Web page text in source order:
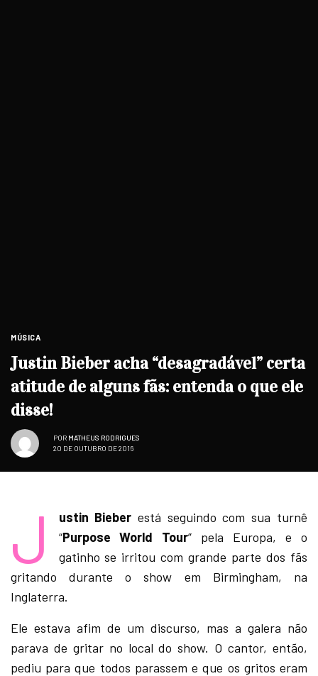
MÚSICA
Justin Bieber acha “desagradável” certa
atitude de alguns fãs: entenda o que ele
disse!
POR MATHEUS RODRIGUES
20 DE OUTUBRO DE 2016
J ustin Bieber está seguindo com sua turnê
“Purpose World Tour” pela Europa, e o
gatinho se irritou com grande parte dos fãs
gritando durante o show em Birmingham, na
Inglaterra.
Ele estava afim de um discurso, mas a galera não
parava de gritar no local do show. O cantor, então,
pediu para que todos parassem e que os gritos eram